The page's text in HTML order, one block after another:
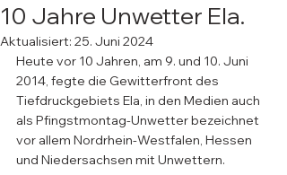
10 Jahre Unwetter Ela.
Aktualisiert: 25. Juni 2024
Heute vor 10 Jahren, am 9. und 10. Juni
2014, fegte die Gewitterfront des
Tiefdruckgebiets Ela, in den Medien auch
als Pfingstmontag-Unwetter bezeichnet
vor allem Nordrhein-Westfalen, Hessen
und Niedersachsen mit Unwettern.